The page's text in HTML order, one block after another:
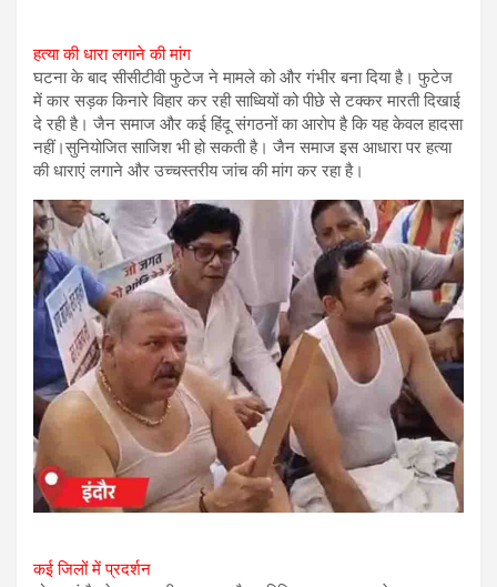
हत्या की धारा लगाने की मांग
घटना के बाद सीसीटीवी फुटेज ने मामले को और गंभीर बना दिया है। फुटेज
में कार सड़क किनारे विहार कर रही साध्वियों को पीछे से टक्कर मारती दिखाई
दे रही है। जैन समाज और कई हिंदू संगठनों का आरोप है कि यह केवल हादसा
नहीं।सुनियोजित साजिश भी हो सकती है। जैन समाज इस आधारा पर हत्या
की धाराएं लगाने और उच्चस्तरीय जांच की मांग कर रहा है।
कई जिलों में प्रदर्शन